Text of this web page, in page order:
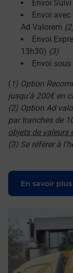
Envoi Suivi
Envoi
Ad Valorem
Envoi
13h30) (3)
Envoi sous
( 1) Option
jusqu'à 200€ en
(2) Option Ad
par tranches de
objets de valeurs
(3) Se référer à
En savoir plus
Le lien s'ouvre